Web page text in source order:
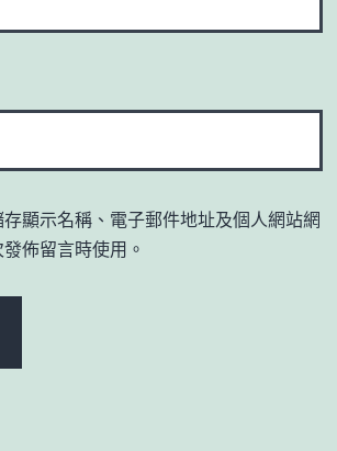
顯示名稱、電子郵件地址及個人網站網
佈留言時使用。